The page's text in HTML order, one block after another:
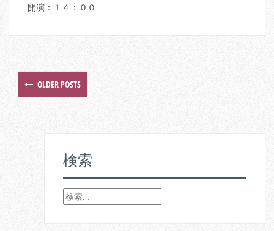
開演：１４：００
P OLDER POSTS
検索
検
索
: